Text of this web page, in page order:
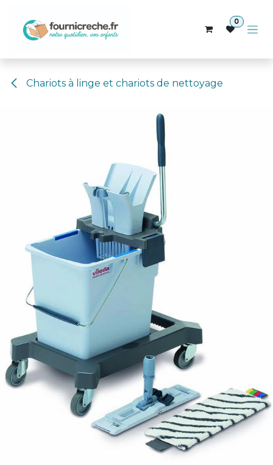
0
Chariots à linge et chariots de nettoyage